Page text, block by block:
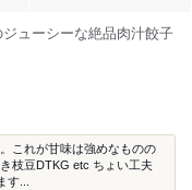
ューシーな絶品肉汁餃子
これが甘味は強めなものの
枝豆DTKG etc ちょい工夫
...